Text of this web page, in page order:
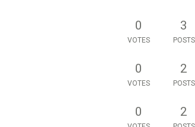
0
VOTES
3
POSTS
0
VOTES
2
POSTS
0 2